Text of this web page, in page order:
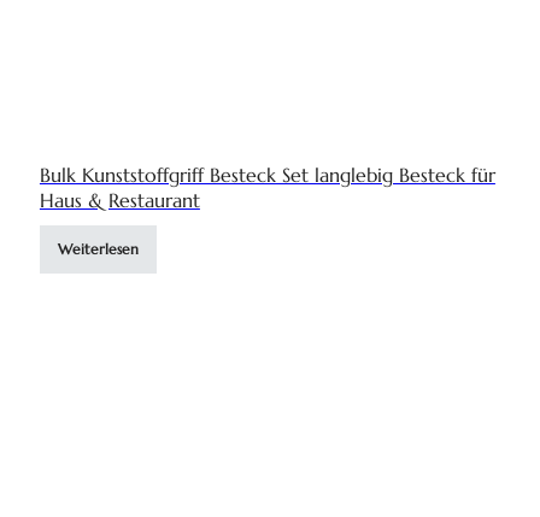
Bulk Kunststoffgriff Besteck Set langlebig Besteck für
Haus & Restaurant
Weiterlesen